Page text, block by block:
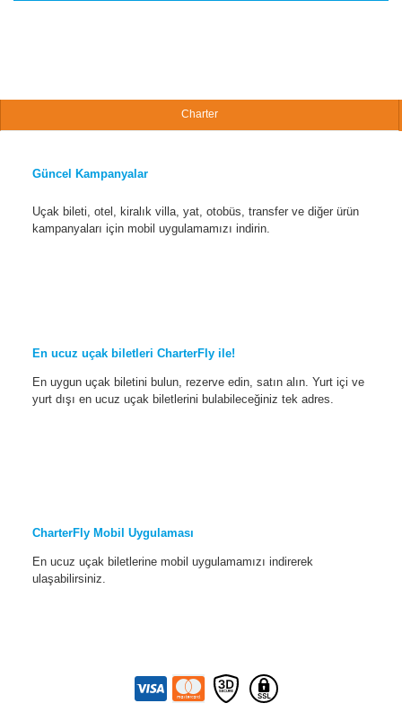
Charter
Güncel Kampanyalar
Uçak bileti, otel, kiralık villa, yat, otobüs, transfer ve diğer ürün
kampanyaları için mobil uygulamamızı indirin.
En ucuz uçak biletleri CharterFly ile!
En uygun uçak biletini bulun, rezerve edin, satın alın. Yurt içi ve
yurt dışı en ucuz uçak biletlerini bulabileceğiniz tek adres.
CharterFly Mobil Uygulaması
En ucuz uçak biletlerine mobil uygulamamızı indirerek
ulaşabilirsiniz.